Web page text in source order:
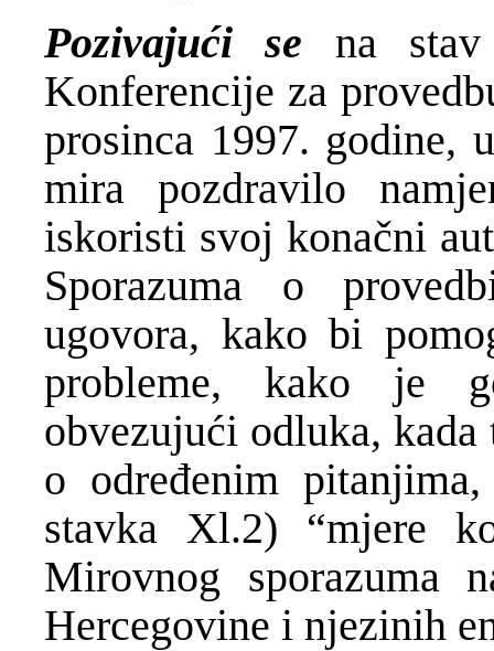
Pozivajući se na
Konferencije za
prosinca 1997. godine,
mira pozdravilo
iskoristi svoj konačni
Sporazuma о
ugovora, kako bi
probleme, kako је
obvezujući odluka, kada
о određenim
stavka Xl.2) “mjere
Mirovnog sporazuma
Hercegovine i njezinih